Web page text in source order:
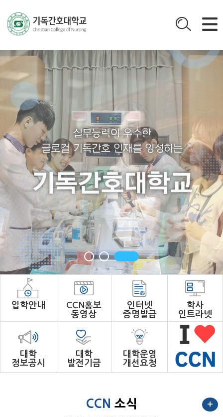
입학안내
CCN홍보
동영상
인터넷
증명발급
학사
인트라넷
대학
정보공시
대학
발전기금
대학운영
개선요청
CCN 소식 +